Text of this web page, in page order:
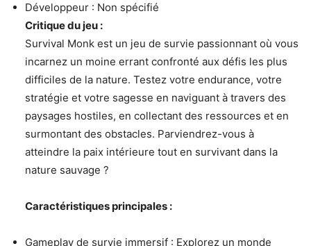
Développeur : Non spécifié
Critique du jeu :
Survival Monk est un jeu de survie passionnant où vous
incarnez un moine errant confronté aux défis les plus
difficiles de la nature. Testez votre endurance, votre
stratégie et votre sagesse en naviguant à travers des
paysages hostiles, en collectant des ressources et en
surmontant des obstacles. Parviendrez-vous à
atteindre la paix intérieure tout en survivant dans la
nature sauvage ?
Caractéristiques principales :
Gameplay de survie immersif : Explorez un monde